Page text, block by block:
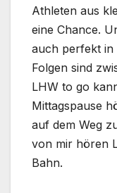
Athleten aus
eine Chance.
auch perfekt in
Folgen sind
LHW to go
Mittagspause
auf dem Weg
von mir hören
Bahn.